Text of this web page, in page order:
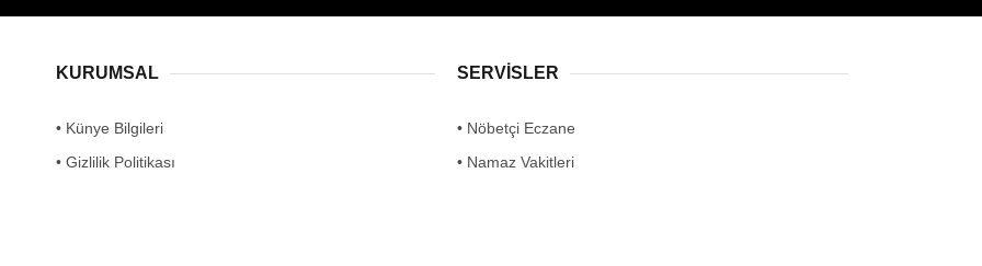
KURUMSAL
• Künye Bilgileri
• Gizlilik Politikası
SERVİSLER
• Nöbetçi Eczane
• Namaz Vakitleri